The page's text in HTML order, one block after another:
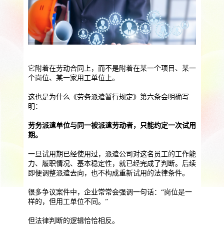
企业公益助残 残保金规划
个人社保保障业务
数组营销创新业务
智能工具
它附着在劳动合同上，而不是附着在某一个项目、某一
个岗位、某一家用工单位上。
这也是为什么《劳务派遣暂行规定》第六条会明确写
明：
劳务派遣单位与同一被派遣劳动者，只能约定一次试用
期。
一旦试用期已经使用过，派遣公司对这名员工的工作能
力、履职情况、基本稳定性，就已经完成了判断。后续
即便调整派遣去向，也不构成重新试用的法律条件。
很多争议案件中，企业常常会强调一句话：“岗位是一
样的，但用工单位不同。”
但法律判断的逻辑恰恰相反。